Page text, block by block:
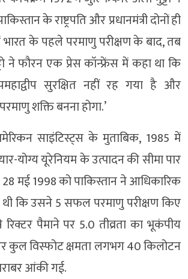
के राष्ट्रपति और प्रधानमंत्री दोनों ही
के पहले परमाणु परीक्षण के बाद, तब
ने फौरन एक प्रेस कॉन्फ्रेंस में कहा था कि
सुरक्षित नहीं रह गया है और
शक्ति बनना होगा.’
साइंटिस्ट्स के मुताबिक, 1985 में
योग्य यूरेनियम के उत्पादन की सीमा पार
मई 1998 को पाकिस्तान ने आधिकारिक
कि उसने 5 सफल परमाणु परीक्षण किए
रिक्टर पैमाने पर 5.0 तीव्रता का भूकंपीय
विस्फोट क्षमता लगभग 40 किलोटन
आंकी गई.